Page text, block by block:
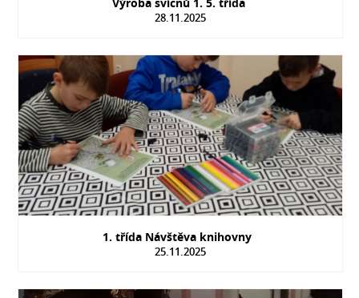
28.11.2025
1. třída Návštěva knihovny
25.11.2025